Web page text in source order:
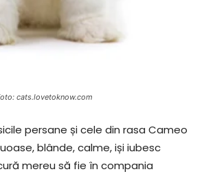
cats.lovetoknow.com
persane și cele din rasa Cameo
blânde, calme, iși iubesc
mereu să fie în compania